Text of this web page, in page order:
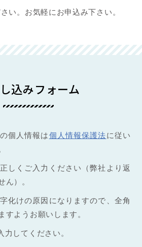
い。お気軽にお申込み下さい。
込みフォーム
個人情報は個人情報保護法に従い
しくご入力ください（弊社より返
ん）。
化けの原因になりますので、全角
すようお願いします。
力してください。